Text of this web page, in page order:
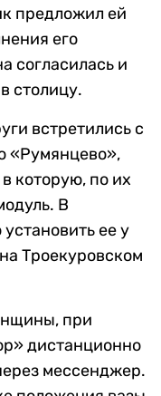
предложил ей
его
согласилась и
столицу.
встретились с
«Румянцево»,
которую, по их
В
ее у
Троекуровском
при
дистанционно
мессенджер.